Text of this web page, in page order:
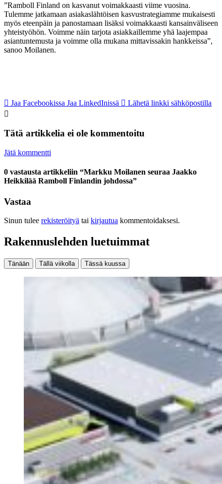
”Ramboll Finland on kasvanut voimakkaasti viime vuosina.
Tulemme jatkamaan asiakaslähtöisen kasvustrategiamme mukaisesti
myös eteenpäin ja panostamaan lisäksi voimakkaasti kansainväliseen
yhteistyöhön. Voimme näin tarjota asiakkaillemme yhä laajempaa
asiantuntemusta ja voimme olla mukana mittavissakin hankkeissa”,
sanoo Moilanen.
Jaa Facebookissa Jaa LinkedInissä Lähetä linkki sähköpostilla
Tätä artikkelia ei ole kommentoitu
Jätä kommentti
0 vastausta artikkeliin “Markku Moilanen seuraa Jaakko
Heikkilää Ramboll Finlandin johdossa”
Vastaa
Sinun tulee rekisteröityä tai kirjautua kommentoidaksesi.
Rakennuslehden luetuimmat
Tänään Tällä viikolla Tässä kuussa